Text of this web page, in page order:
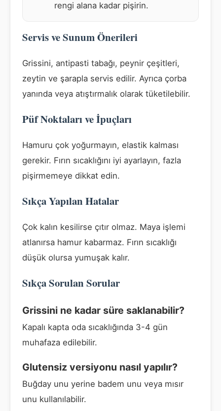
rengi alana kadar pişirin.
Servis ve Sunum Önerileri
Grissini, antipasti tabağı, peynir çeşitleri,
zeytin ve şarapla servis edilir. Ayrıca çorba
yanında veya atıştırmalık olarak tüketilebilir.
Püf Noktaları ve İpuçları
Hamuru çok yoğurmayın, elastik kalması
gerekir. Fırın sıcaklığını iyi ayarlayın, fazla
pişirmemeye dikkat edin.
Sıkça Yapılan Hatalar
Çok kalın kesilirse çıtır olmaz. Maya işlemi
atlanırsa hamur kabarmaz. Fırın sıcaklığı
düşük olursa yumuşak kalır.
Sıkça Sorulan Sorular
Grissini ne kadar süre saklanabilir?
Kapalı kapta oda sıcaklığında 3-4 gün
muhafaza edilebilir.
Glutensiz versiyonu nasıl yapılır?
Buğday unu yerine badem unu veya mısır
unu kullanılabilir.